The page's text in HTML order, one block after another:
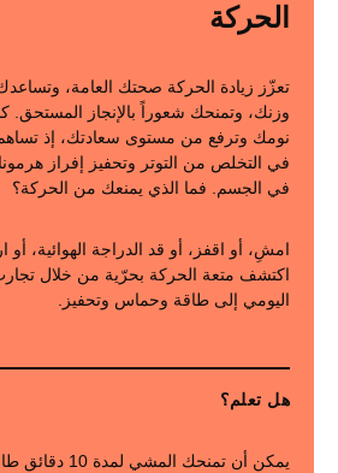
الحركة
تعزّز زيادة الحركة صحتك العامة، وتساعدك
وزنك، وتمنحك شعوراً بالإنجاز المستحق. كما
نومك وترفع من مستوى سعادتك، إذ تساهم
في التخلص من التوتر وتحفيز إفراز هرمونات
في الجسم. فما الذي يمنعك من الحركة؟
امشِ، أو اقفز، أو قد الدراجة الهوائية، أو
اكتشف متعة الحركة بحرّية من خلال تجارب
اليومي إلى طاقة وحماس وتحفيز.
هل تعلم؟
يمكن أن تمنحك المشي لمدة 10 دقائق طاقة بقدر فنجان قهوة